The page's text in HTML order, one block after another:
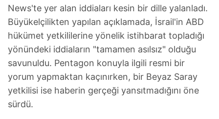
News'te yer alan iddiaları kesin bir dille yalanladı.
Büyükelçilikten yapılan açıklamada, İsrail'in ABD
hükümet yetkililerine yönelik istihbarat topladığı
yönündeki iddiaların "tamamen asılsız" olduğu
savunuldu. Pentagon konuyla ilgili resmi bir
yorum yapmaktan kaçınırken, bir Beyaz Saray
yetkilisi ise haberin gerçeği yansıtmadığını öne
sürdü.